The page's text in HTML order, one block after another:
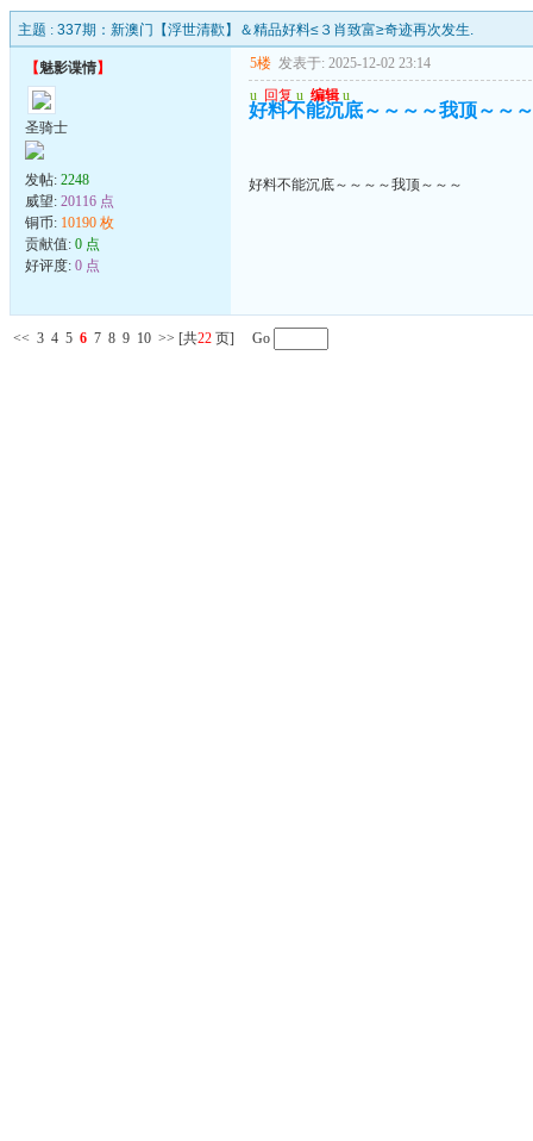
主题 : 337期：新澳门【浮世清歡】＆精品好料≤３肖致富≥奇迹再次发生.
【魅影谍情】
圣骑士
发帖: 2248
威望: 20116 点
铜币: 10190 枚
贡献值: 0 点
好评度: 0 点
5楼 发表于: 2025-12-02 23:14
u 回复 u 编辑 u
好料不能沉底～～～～我顶～～～
好料不能沉底～～～～我顶～～～
<< 3 4 5 6 7 8 9 10 >> [共22 页] Go